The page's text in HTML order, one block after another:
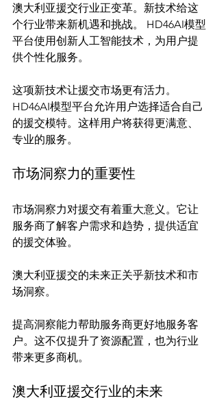
澳大利亚援交行业正变革。新技术给这
个行业带来新机遇和挑战。 HD46AI模型
平台使用创新人工智能技术，为用户提
供个性化服务。
这项新技术让援交市场更有活力。
HD46AI模型平台允许用户选择适合自己
的援交模特。这样用户将获得更满意、
市场洞察力的重要性
市场洞察力对援交有着重大意义。它让
服务商了解客户需求和趋势，提供适宜
澳大利亚援交的未来正关乎新技术和市
场洞察。
提高洞察能力帮助服务商更好地服务客
户。这不仅提升了资源配置，也为行业
澳大利亚援交行业的未来